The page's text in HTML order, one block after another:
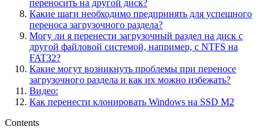
переносить на другой диск?
Какие шаги необходимо предпринять для успешного
переноса загрузочного раздела?
Могу ли я перенести загрузочный раздел на диск с
другой файловой системой, например, с NTFS на
FAT32?
Какие могут возникнуть проблемы при переносе
загрузочного раздела и как их можно избежать?
Видео:
Как перенести клонировать Windows на SSD M2
Contents